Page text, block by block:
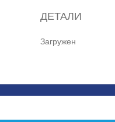
ДЕТАЛИ
Загружен